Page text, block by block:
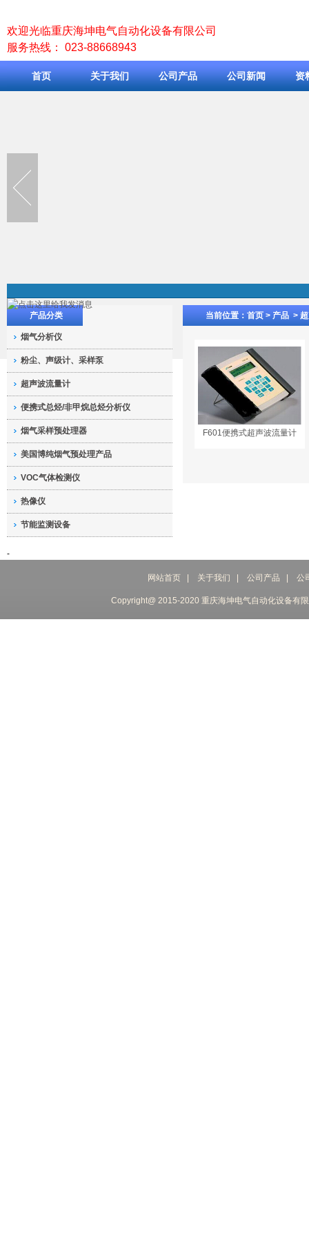
欢迎光临重庆海坤电气自动化设备有限公司
服务热线： 023-88668943
首页 关于我们 公司产品 公司新闻 资
当前位置： 首页 > 产品 >
F601便携式超声波流量计
产品分类
烟气分析仪
粉尘、声级计、采样泵
超声波流量计
便携式总烃/非甲烷总烃分析仪
烟气采样预处理器
美国博纯烟气预处理产品
VOC气体检测仪
热像仪
节能监测设备
-
网站首页 关于我们 公司产品 公
Copyright@ 2015-2020 重庆海坤电气自动化设备有